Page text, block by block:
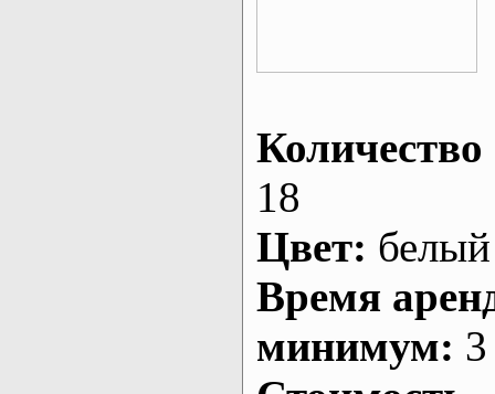
Количество
18
Цвет: белый
Время
минимум: